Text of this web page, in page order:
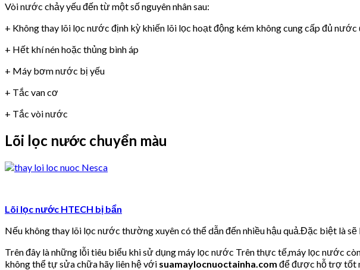
Vòi nước chảy yếu đến từ một số nguyên nhân sau:
+ Không thay lõi lọc nước định kỳ khiến lõi lọc hoạt động kém không cung cấp đủ nước
+ Hết khí nén hoặc thủng bình áp
+ Máy bơm nước bị yếu
+ Tắc van cơ
+ Tắc vòi nước
Lõi lọc nước chuyển màu
Lõi lọc nước HTECH bị bẩn
Nếu không thay lõi lọc nước thường xuyên có thể dẫn đến nhiều hậu quả.Đặc biệt là
Trên đây là những lỗi tiêu biểu khi sử dụng máy lọc nước Trên thực tế,máy lọc nước
không thể tự sửa chữa hãy liên hệ với suamaylocnuoctainha.com để được hỗ trợ tốt